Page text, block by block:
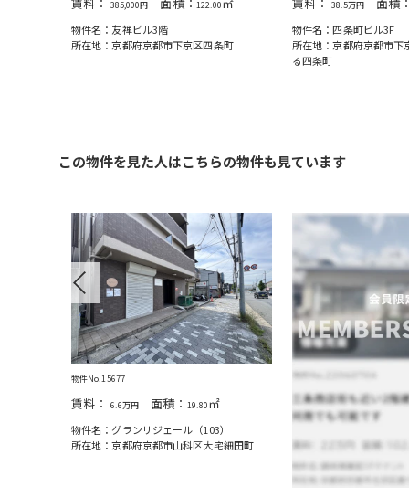
賃料： 385,000円 面積： 122.00㎡
物件名：友禅ビル3階
所在地：京都府京都市下京区四条町
賃料： 38.5万円 面積
物件名：四条町ビル3F
所在地：京都府京都市下
る四条町
この物件を見た人はこちらの物件も見ています
Previous
物件No.15677
賃料： 6.6万円面積： 19.80㎡
物件名：グランリジェール（103）
所在地：京都府京都市山科区大宅細田町